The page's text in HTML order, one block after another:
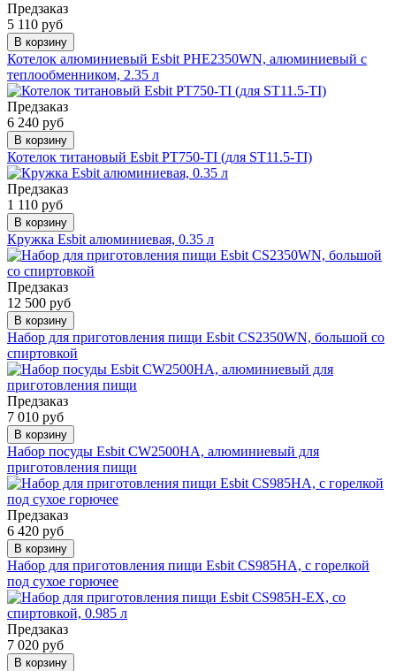
Предзаказ
5 110 руб
В корзину
Котелок алюминиевый Esbit PHE2350WN, алюминиевый с
теплообменником, 2.35 л
Предзаказ
6 240 руб
В корзину
Котелок титановый Esbit PT750-TI (для ST11.5-TI)
Предзаказ
1 110 руб
В корзину
Кружка Esbit алюминиевая, 0.35 л
Предзаказ
12 500 руб
В корзину
Набор для приготовления пищи Esbit CS2350WN, большой со
спиртовкой
Предзаказ
7 010 руб
В корзину
Набор посуды Esbit CW2500HA, алюминиевый для
приготовления пищи
Предзаказ
6 420 руб
В корзину
Набор для приготовления пищи Esbit CS985HA, с горелкой
под сухое горючее
Предзаказ
7 020 руб
В корзину